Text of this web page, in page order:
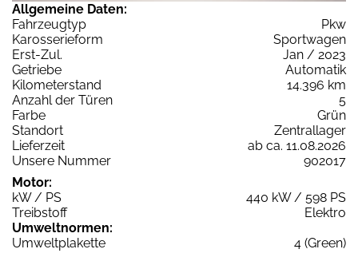
Allgemeine Daten:
Fahrzeugtyp
Pkw
Karosserieform
Sportwagen
Erst-Zul.
Jan / 2023
Getriebe
Automatik
Kilometerstand
14.396 km
Anzahl der Türen
5
Farbe
Grün
Standort
Zentrallager
Lieferzeit
ab ca. 11.08.2026
Unsere Nummer
902017
Motor:
kW / PS
440 kW / 598 PS
Treibstoff
Elektro
Umweltnormen:
Umweltplakette
4 (Green)